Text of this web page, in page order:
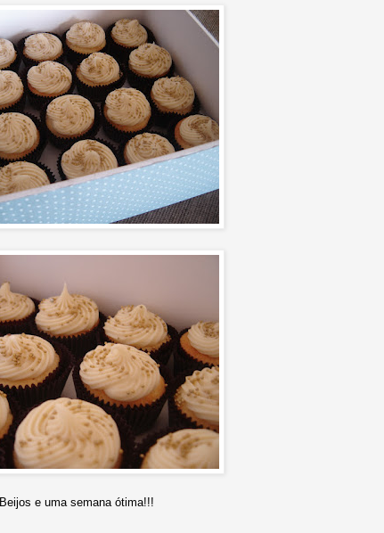
Beijos e uma semana ótima!!!